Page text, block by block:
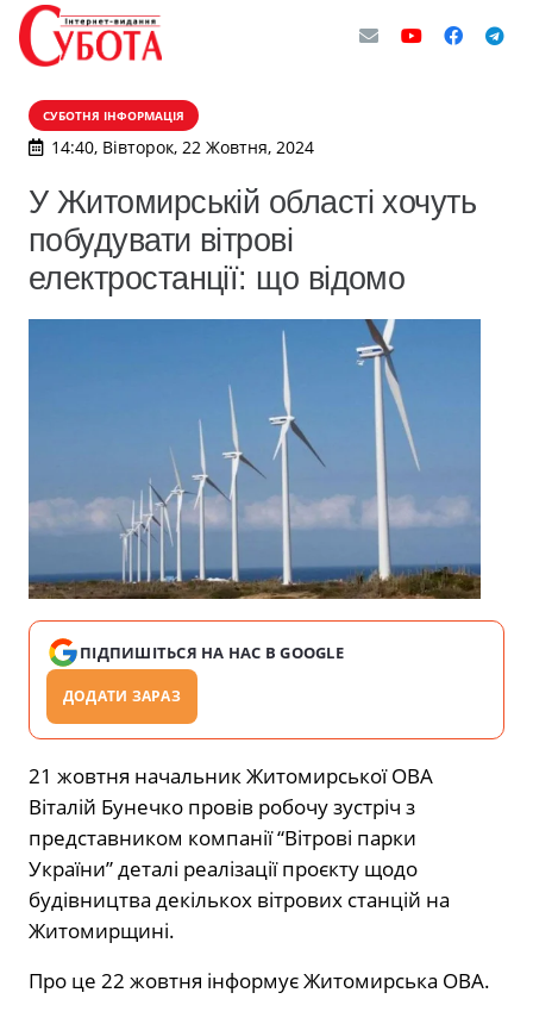
СУБОТНЯ ІНФОРМАЦІЯ
14:40, Вівторок, 22 Жовтня, 2024
У Житомирській області хочуть
побудувати вітрові
електростанції: що відомо
ПІДПИШІТЬСЯ НА НАС В GOOGLE
ДОДАТИ ЗАРАЗ
21 жовтня начальник Житомирської ОВА
Віталій Бунечко провів робочу зустріч з
представником компанії “Вітрові парки
України” деталі реалізації проєкту щодо
будівництва декількох вітрових станцій на
Житомирщині.
Про це 22 жовтня інформуєЖитомирська ОВА.